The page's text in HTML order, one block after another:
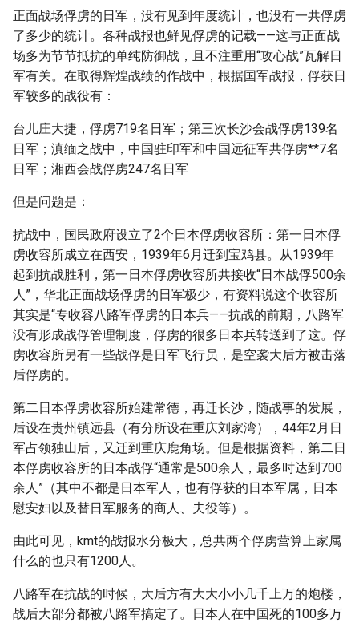
正面战场俘虏的日军，没有见到年度统计，也没有一共俘虏
了多少的统计。各种战报也鲜见俘虏的记载——这与正面战
场多为节节抵抗的单纯防御战，且不注重用“攻心战”瓦解日
军有关。在取得辉煌战绩的作战中，根据国军战报，俘获日
军较多的战役有：
台儿庄大捷，俘虏719名日军；第三次长沙会战俘虏139名
日军；滇缅之战中，中国驻印军和中国远征军共俘虏**7名
日军；湘西会战俘虏247名日军
但是问题是：
抗战中，国民政府设立了2个日本俘虏收容所：第一日本俘
虏收容所成立在西安，1939年6月迁到宝鸡县。从1939年
起到抗战胜利，第一日本俘虏收容所共接收“日本战俘500余
人”，华北正面战场俘虏的日军极少，有资料说这个收容所
其实是“专收容八路军俘虏的日本兵——抗战的前期，八路军
没有形成战俘管理制度，俘虏的很多日本兵转送到了这。俘
虏收容所另有一些战俘是日军飞行员，是空袭大后方被击落
后俘虏的。
第二日本俘虏收容所始建常德，再迁长沙，随战事的发展，
后设在贵州镇远县（有分所设在重庆刘家湾），44年2月日
军占领独山后，又迁到重庆鹿角场。但是根据资料，第二日
本俘虏收容所的日本战俘“通常是500余人，最多时达到700
余人”（其中不都是日本军人，也有俘获的日本军属，日本
慰安妇以及替日军服务的商人、夫役等）。
由此可见，kmt的战报水分极大，总共两个俘虏营算上家属
什么的也只有1200人。
八路军在抗战的时候，大后方有大大小小几千上万的炮楼，
战后大部分都被八路军搞定了。日本人在中国死的100多万